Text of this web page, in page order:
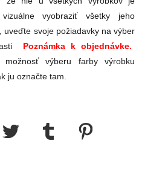
vyobraziť všetky jeho
uveďte svoje požiadavky na výber
Poznámka k objednávke.
výberu farby výrobku
ju označte tam.